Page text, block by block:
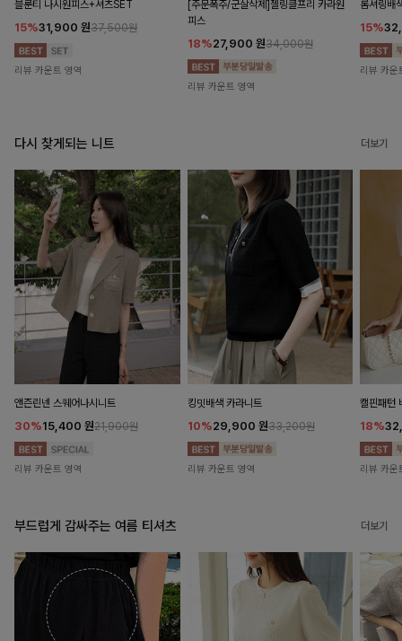
블룬티 나시원피스+셔츠SET
15%31,900 원37,500원
리뷰 카운트 영역
[주문폭주/군살삭제]젤링클프리 카라원
피스
18%27,900 원34,000원
리뷰 카운트 영역
롬셔링배
15%
리뷰 카운
다시 찾게되는 니트 더보기
앤즌린넨 스퀘어나시니트
30%15,400 원21,900원
리뷰 카운트 영역
킹밋배색 카라니트
10%29,900 원33,200원
리뷰 카운트 영역
캘핀패턴
18%
리뷰 카운
부드럽게 감싸주는 여름 티셔츠 더보기